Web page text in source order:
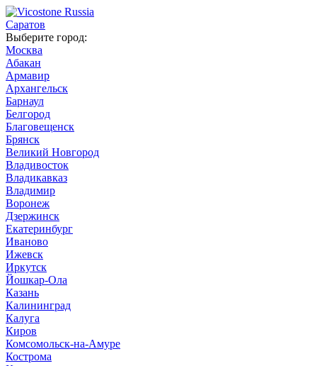
Саратов
Выберите город:
Москва
Абакан
Армавир
Архангельск
Барнаул
Белгород
Благовещенск
Брянск
Великий Новгород
Владивосток
Владикавказ
Владимир
Воронеж
Дзержинск
Екатеринбург
Иваново
Ижевск
Иркутск
Йошкар-Ола
Казань
Калининград
Калуга
Киров
Комсомольск-на-Амуре
Кострома